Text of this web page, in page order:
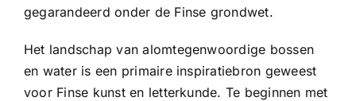
gegarandeerd onder de Finse grondwet.
Het landschap van alomtegenwoordige bossen
en water is een primaire inspiratiebron geweest
voor Finse kunst en letterkunde. Te beginnen met